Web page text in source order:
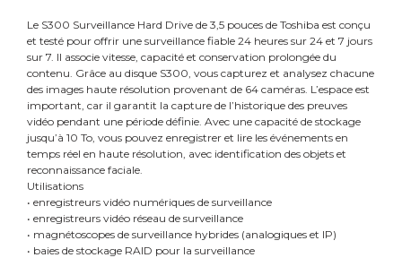
Le S300 Surveillance Hard Drive de 3,5 pouces de Toshiba est conçu
et testé pour offrir une surveillance fiable 24 heures sur 24 et 7 jours
sur 7. Il associe vitesse, capacité et conservation prolongée du
contenu. Grâce au disque S300, vous capturez et analysez chacune
des images haute résolution provenant de 64 caméras. L’espace est
important, car il garantit la capture de l’historique des preuves
vidéo pendant une période définie. Avec une capacité de stockage
jusqu’à 10 To, vous pouvez enregistrer et lire les événements en
temps réel en haute résolution, avec identification des objets et
reconnaissance faciale.
Utilisations
• enregistreurs vidéo numériques de surveillance
• enregistreurs vidéo réseau de surveillance
• magnétoscopes de surveillance hybrides (analogiques et IP)
• baies de stockage RAID pour la surveillance